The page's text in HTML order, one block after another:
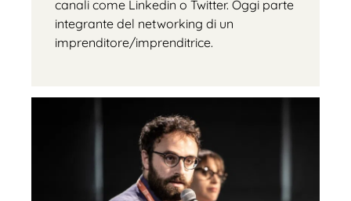
canali come Linkedin o Twitter. Oggi parte
integrante del networking di un
imprenditore/imprenditrice.